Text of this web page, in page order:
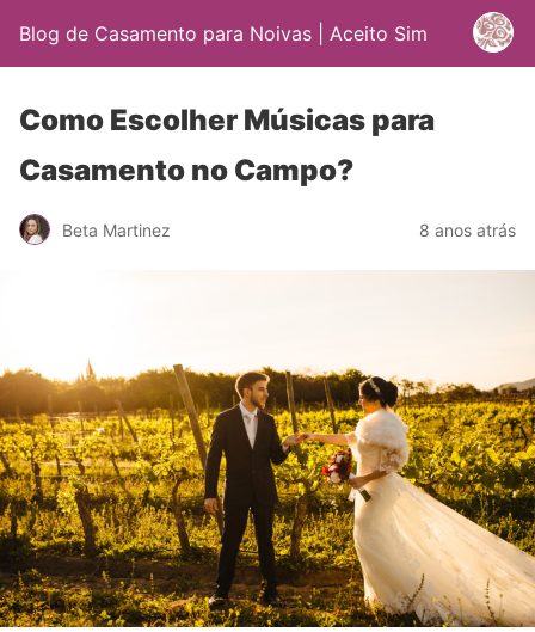
Blog de Casamento para Noivas | Aceito Sim
Como Escolher Músicas para
Casamento no Campo?
Beta Martinez 8 anos atrás